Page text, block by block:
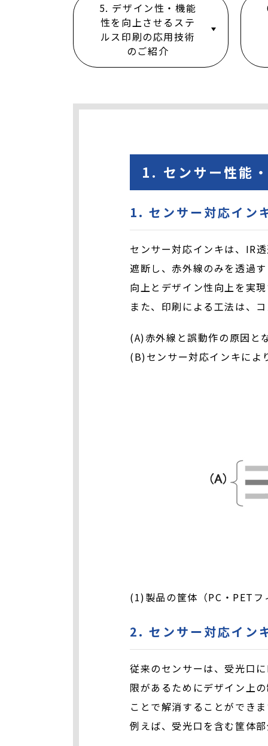
5. デザイン性・機能
性を向上させるステ
ルス印刷の応用技術
のご紹介
1. センサー性能
1. センサー対応イン
センサー対応インキは、IR
遮断し、赤外線のみを透過
向上とデザイン性向上を実
また、印刷による工法は、
(A)赤外線と誤動作の原因と
(B)センサー対応インキによ
(1)製品の筐体（PC・PET
2. センサー対応イン
従来のセンサーは、受光口
限があるためにデザイン上
ことで解消することができ
例えば、受光口を含む筐体